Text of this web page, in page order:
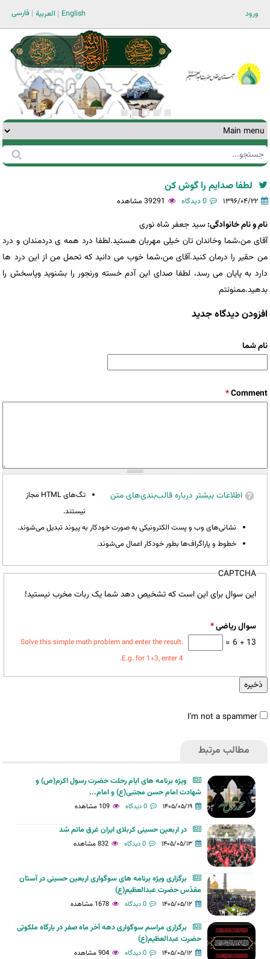
ورود فارسی العربية English
فرم
جستجو
جستجو
لطفا صدایم را گوش کن
۱۳۹۶/۰۴/۲۲ 0 دیدگاه 39291 مشاهده
نام و نام خانوادگی:سید جعفر شاه نوری
آقای من،شما وخاندان تان خیلی مهربان هستید.لطفا درد همه ی دردمندان و درد
من حقیر را درمان کنید.آقای من،شما خوب می دانید که تحمل من از این درد ها
دارد به پایان می رسد، لطفا صدای این آدم خسته ورنجور را بشنوید وپاسخش را
بدهید.ممنونتم
افزودن دیدگاه جدید
نام شما
Comment
*
اطلاعات بیشتر درباره قالب‌بندی‌های متن
تگ‌های HTML مجاز
نیستند.
نشانی‌های وب و پست الکترونیکی به صورت خودکار به پیوند تبدیل می‌شوند.
خطوط و پاراگراف‌ها بطور خودکار اعمال می‌شوند.
CAPTCHA
این سوال برای این است که تشخیص دهد شما یک ربات مخرب نیستید!
سوال ریاضی*
13 + 6 =
Solve this simple math problem and enter the result.
E.g. for 1+3, enter 4.
I'm not a spammer
spammer
مطالب مرتبط
ویژه برنامه های ایام رحلت حضرت رسول اکرم(ص) و
شهادت امام حسن مجتبی(ع) و امام...
۱۴۰۵/۰۵/۱۹ 0 دیدگاه 109 مشاهده
در اربعین حسینی کربلای ایران غرق ماتم شد
۱۴۰۵/۰۵/۱۳ 0 دیدگاه 832 مشاهده
برگزاری ویژه برنامه های سوگواری اربعین حسینی در آستان
مقدّس حضرت عبدالعظیم(ع)
۱۴۰۵/۰۵/۱۲ 0 دیدگاه 1678 مشاهده
برگزاری مراسم سوگواری دهه آخر ماه صفر در بارگاه ملکوتی
حضرت عبدالعظیم(ع)
۱۴۰۵/۰۵/۱۲ 0 دیدگاه 904 مشاهده